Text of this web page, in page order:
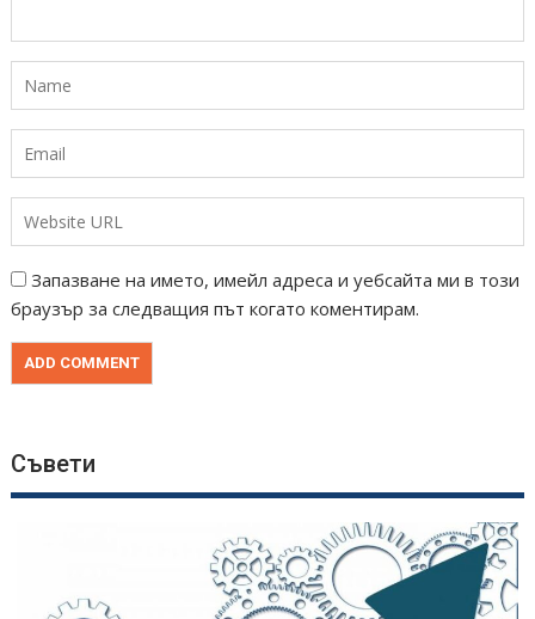
Запазване на името, имейл адреса и уебсайта ми в този
браузър за следващия път когато коментирам.
Съвети